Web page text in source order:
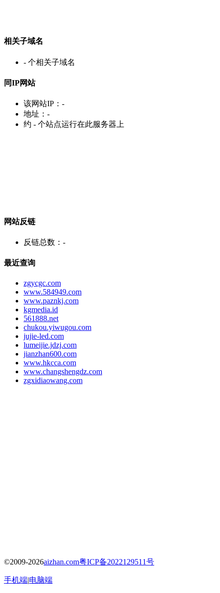
相关子域名
- 个相关子域名
同IP网站
该网站IP： -
地址： -
约 - 个站点运行在此服务器上
网站反链
反链总数： -
最近查询
zgycgc.com
www.584949.com
www.paznkj.com
kgmedia.id
561888.net
chukou.yiwugou.com
jujie-led.com
lumeijie.jdzj.com
jianzhan600.com
www.hkcca.com
www.changshengdz.com
zgxidiaowang.com
©2009-2026aizhan.com粤ICP备2022129511号
手机端|电脑端